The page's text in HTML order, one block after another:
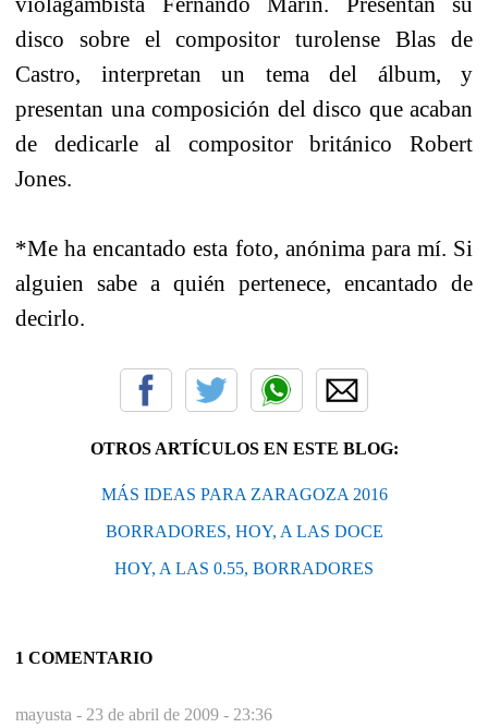
disco sobre el compositor turolense Blas de
Castro, interpretan un tema del álbum, y
presentan una composición del disco que acaban
de dedicarle al compositor británico Robert
Jones.
*Me ha encantado esta foto, anónima para mí. Si
alguien sabe a quién pertenece, encantado de
decirlo.
OTROS ARTÍCULOS EN ESTE BLOG:
MÁS IDEAS PARA ZARAGOZA 2016
BORRADORES, HOY, A LAS DOCE
HOY, A LAS 0.55, BORRADORES
1 COMENTARIO
mayusta - 23 de abril de 2009 - 23:36